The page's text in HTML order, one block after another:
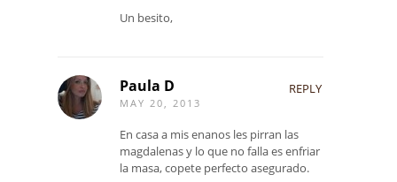
Un besito,
Paula D
MAY 20, 2013
REPLY
En casa a mis enanos les pirran las
magdalenas y lo que no falla es enfriar
la masa, copete perfecto asegurado.